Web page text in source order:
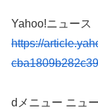
Yahoo!ニュース
https://
dメニュー ニュ